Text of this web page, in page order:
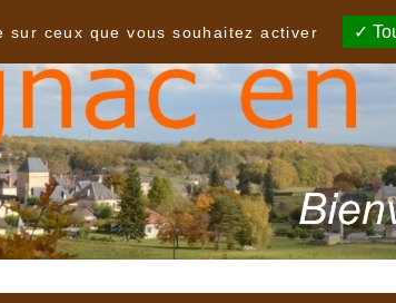
ceux que vous souhaitez activer